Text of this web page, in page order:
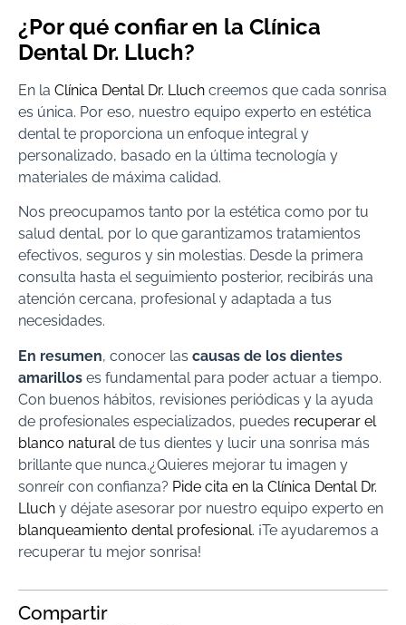
¿Por qué confiar en la Clínica
Dental Dr. Lluch?
En la Clínica Dental Dr. Lluch creemos que cada sonrisa
es única. Por eso, nuestro equipo experto en estética
dental te proporciona un enfoque integral y
personalizado, basado en la última tecnología y
materiales de máxima calidad.
Nos preocupamos tanto por la estética como por tu
salud dental, por lo que garantizamos tratamientos
efectivos, seguros y sin molestias. Desde la primera
consulta hasta el seguimiento posterior, recibirás una
atención cercana, profesional y adaptada a tus
necesidades.
En resumen, conocer las causas de los dientes
amarillos es fundamental para poder actuar a tiempo.
Con buenos hábitos, revisiones periódicas y la ayuda
de profesionales especializados, puedes recuperar el
blanco natural de tus dientes y lucir una sonrisa más
brillante que nunca.¿Quieres mejorar tu imagen y
sonreír con confianza? Pide cita en la Clínica Dental Dr.
Lluch y déjate asesorar por nuestro equipo experto en
blanqueamiento dental profesional. ¡Te ayudaremos a
recuperar tu mejor sonrisa!
Compartir